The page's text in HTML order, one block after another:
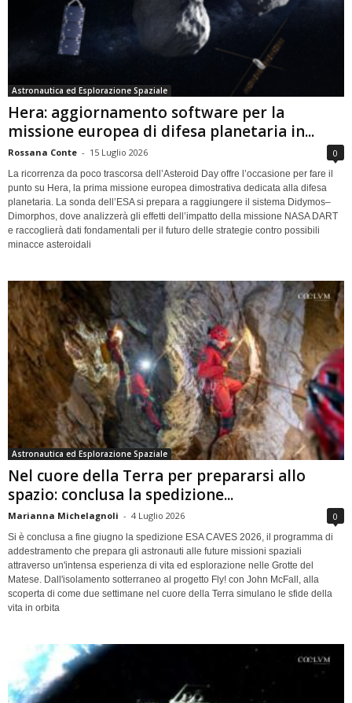
Astronautica ed Esplorazione Spaziale
Hera: aggiornamento software per la
missione europea di difesa planetaria in...
Rossana Conte - 15 Luglio 2026 0
La ricorrenza da poco trascorsa dell’Asteroid Day offre l’occasione per fare il
punto su Hera, la prima missione europea dimostrativa dedicata alla difesa
planetaria. La sonda dell’ESA si prepara a raggiungere il sistema Didymos–
Dimorphos, dove analizzerà gli effetti dell’impatto della missione NASA DART
e raccoglierà dati fondamentali per il futuro delle strategie contro possibili
minacce asteroidali
Astronautica ed Esplorazione Spaziale
Nel cuore della Terra per prepararsi allo
spazio: conclusa la spedizione...
Marianna Michelagnoli - 4 Luglio 2026 0
Si è conclusa a fine giugno la spedizione ESA CAVES 2026, il programma di
addestramento che prepara gli astronauti alle future missioni spaziali
attraverso un'intensa esperienza di vita ed esplorazione nelle Grotte del
Matese. Dall'isolamento sotterraneo al progetto Fly! con John McFall, alla
scoperta di come due settimane nel cuore della Terra simulano le sfide della
vita in orbita